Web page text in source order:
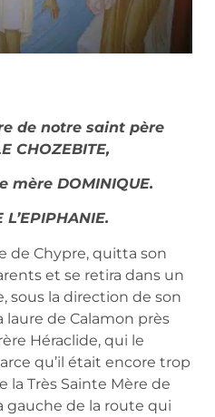
de notre saint père
CHOZEBITE,
mère DOMINIQUE.
L’EPIPHANIE.
de Chypre, quitta son
et se retira dans un
sous la direction de son
laure de Calamon près
Héraclide, qui le
qu’il était encore trop
la Très Sainte Mère de
gauche de la route qui